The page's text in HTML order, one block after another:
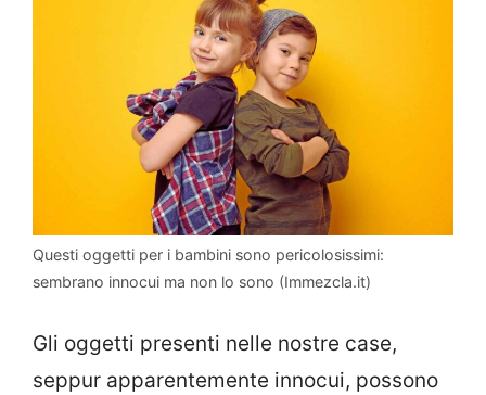
Questi oggetti per i bambini sono pericolosissimi:
sembrano innocui ma non lo sono (Immezcla.it)
Gli oggetti presenti nelle nostre case,
seppur apparentemente innocui, possono